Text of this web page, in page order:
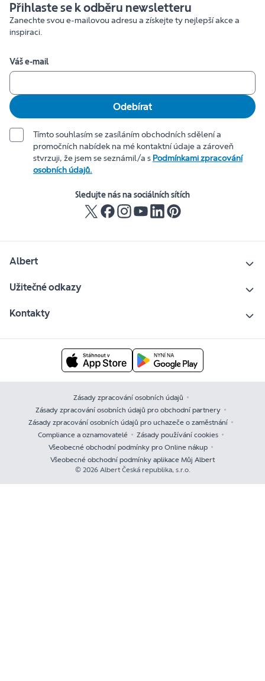
Přihlaste se k odběru newsletteru
Zanechte svou e-mailovou adresu a získejte ty nejlepší akce a
inspiraci.
Váš e-mail
Odebírat
Tímto souhlasím se zasíláním obchodních sdělení a
promočních nabídek na mé kontaktní údaje a zároveň
stvrzuji, že jsem se seznámil/a s Podmínkami zpracování
osobních údajů.
Sledujte nás na sociálních sítích
Albert
Užitečné odkazy
Kontakty
Zásady zpracování osobních údajů
Zásady zpracování osobních údajů pro obchodní partnery
Zásady zpracování osobních údajů pro uchazeče o zaměstnání
Compliance a oznamovatelé
Zásady používání cookies
Všeobecné obchodní podmínky pro Online nákup
Všeobecné obchodní podmínky aplikace Můj Albert
© 2026 Albert Česká republika, s.r.o.